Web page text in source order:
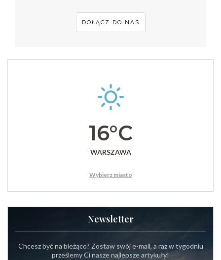
DOŁĄCZ DO NAS
16°C
WARSZAWA
Wybierz miasto
Newsletter
Chcesz być na bieżąco? Zostaw swój e-mail, a raz w tygodniu
prześlemy Ci nasze najlepsze artykuły!